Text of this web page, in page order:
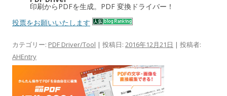
印刷からPDFを生成。PDF 変換ドライバー！
投票をお願いいたします
カテゴリー: PDF Driver/Tool | 投稿日: 2016年12月21日 | 投稿者:
AHEntry